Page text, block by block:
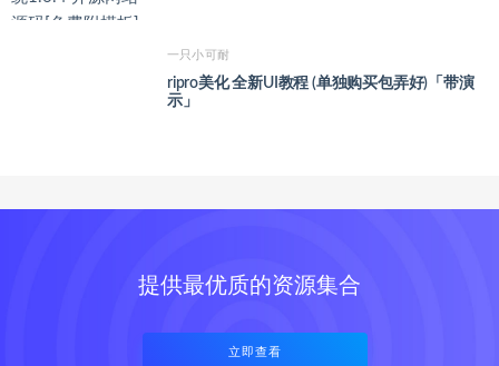
一只小可耐
ripro美化 全新UI教程 (单独购买包弄好)「带演
示」
提供最优质的资源集合
立即查看